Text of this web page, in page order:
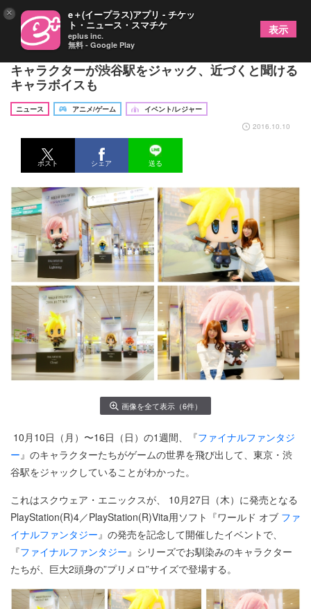
「フン、興味ないね！」ファイナルファンタジーの
キャラクターが渋谷駅をジャック、近づくと聞ける
キャラボイスも
ニュース アニメ/ゲーム
イベント/レジャー
2016.10.10
ポスト シェア 送る
画像を全て表示（6件）
10月10日（月）〜16日（日）の1週間、『ファイナルファンタジ
ー 』のキャラクターたちがゲームの世界を飛び出して、東京・渋
谷駅をジャックしていることがわかった。
これはスクウェア・エニックスが、 10月27日（木）に発売となる
PlayStation(R)4／PlayStation(R)Vita用ソフト『ワールド オブ ファ
イナルファンタジー 』の発売を記念して開催したイベントで、
『ファイナルファンタジー 』シリーズでお馴染みのキャラクター
たちが、巨大2頭身の”プリメロ”サイズで登場する。
× e＋(イープラス)アプリ - チケッ
ト・ニュース・スマチケ
eplus inc.
無料 - Google Play
表示